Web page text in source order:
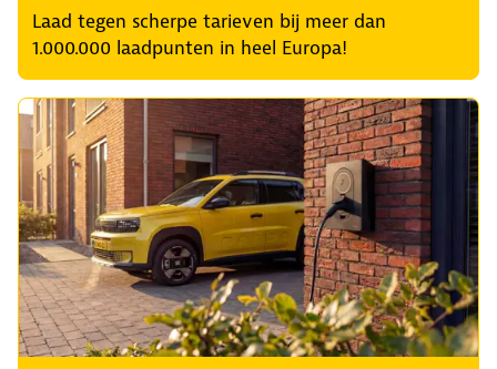
Laad tegen scherpe tarieven bij meer dan
1.000.000 laadpunten in heel Europa!